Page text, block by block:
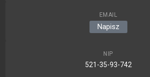
EMAIL
Napisz
NIP
521-35-93-742